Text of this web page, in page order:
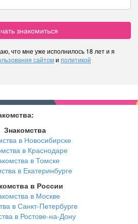
знакомиться
что мне уже исполнилось 18 лет и я
сайтоми политикой
Знакомства
в Новосибирске
в Краснодаре
в Томске
в Екатеринбурге
в России
в Москве
в Санкт-Петербурге
в Ростове-на-Дону